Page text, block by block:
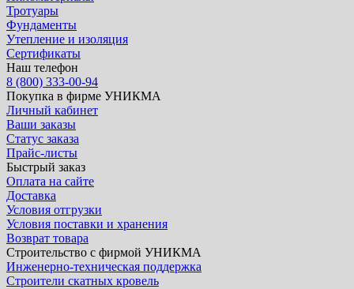
Тротуары
Фундаменты
Утепление и изоляция
Сертификаты
Наш телефон
8 (800) 333-00-94
Покупка в фирме УНИКМА
Личный кабинет
Ваши заказы
Статус заказа
Прайс-листы
Быстрый заказ
Оплата на сайте
Доставка
Условия отгрузки
Условия поставки и хранения
Возврат товара
Строительство с фирмой УНИКМА
Инженерно-техническая поддержка
Строители скатных кровель